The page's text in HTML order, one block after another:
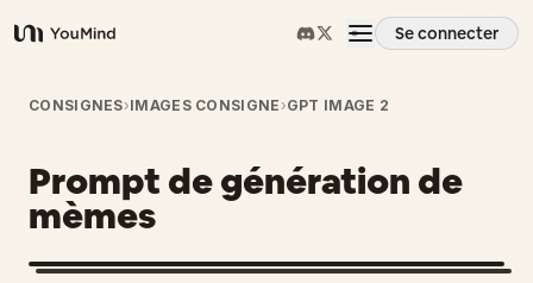
YouMind
Se connecter
Aperçu
Cas d'usage
Compétences
CONSIGNES›IMAGES CONSIGNE ›GPT IMAGE 2
Prompt de génération de
mèmes